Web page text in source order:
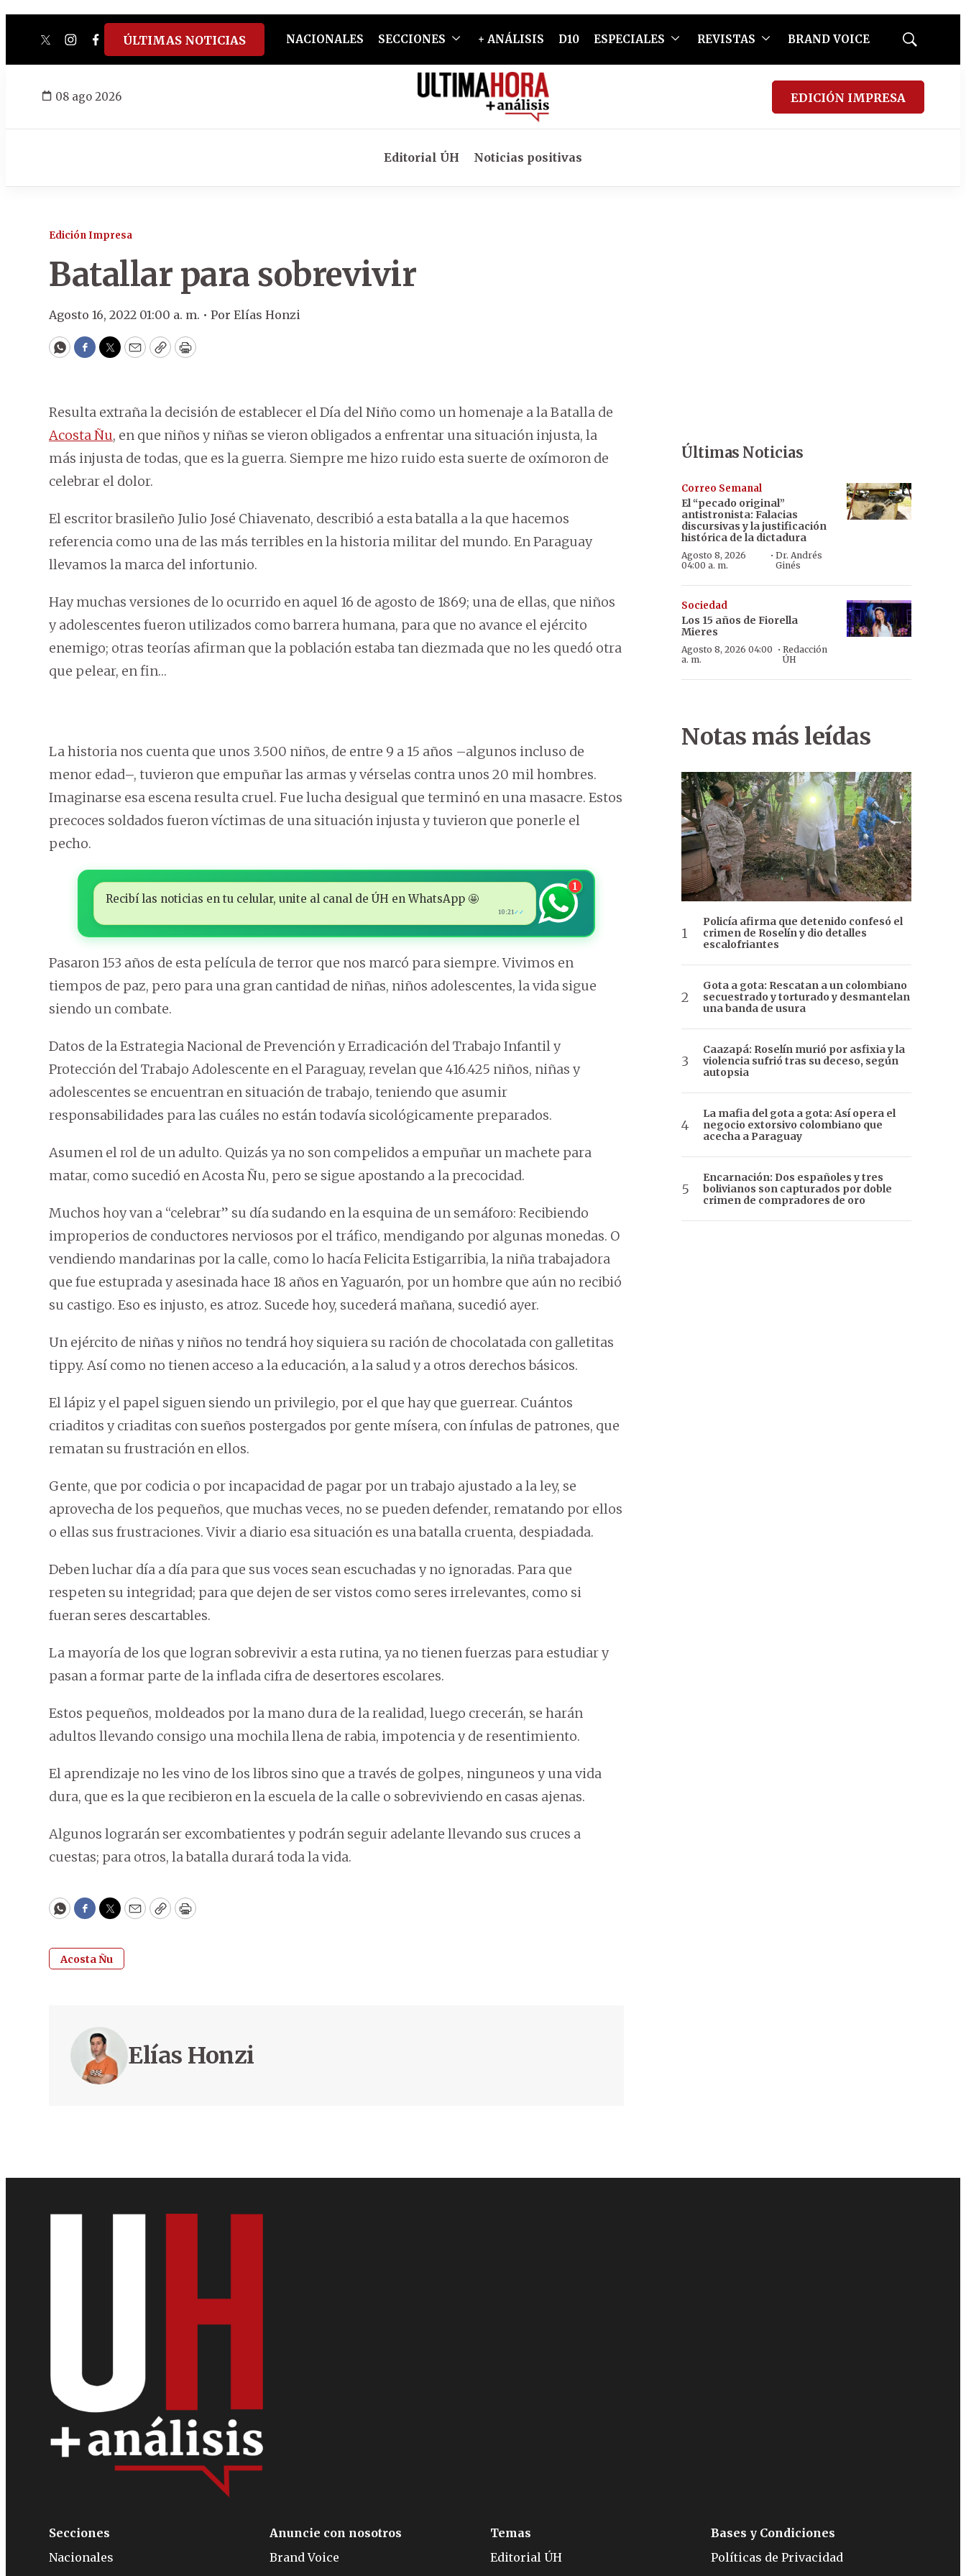
twitterinstagram
facebook
tiktokyoutube
spotify
ÚLTIMAS NOTICIAS NACIONALES SECCIONES + ANÁLISIS D10 ESPECIALES REVISTAS BRAND VOICE
Mostrar
08 ago 2026 EDICIÓN IMPRESA
Editorial ÚH Noticias positivas
Edición Impresa
Batallar para sobrevivir
Agosto 16, 2022 01:00 a. m. • Por Elías Honzi
WhatsApp
Facebook
Twitter
EmailCopyPrint
Resulta extraña la decisión de establecer el Día del Niño como un homenaje a la Batalla de
Acosta Ñu, en que niños y niñas se vieron obligados a enfrentar una situación injusta, la
más injusta de todas, que es la guerra. Siempre me hizo ruido esta suerte de oxímoron de
celebrar el dolor.
El escritor brasileño Julio José Chiavenato, describió a esta batalla a la que hacemos
referencia como una de las más terribles en la historia militar del mundo. En Paraguay
llevamos la marca del infortunio.
Hay muchas versiones de lo ocurrido en aquel 16 de agosto de 1869; una de ellas, que niños
y adolescentes fueron utilizados como barrera humana, para que no avance el ejército
enemigo; otras teorías afirman que la población estaba tan diezmada que no les quedó otra
que pelear, en fin…
La historia nos cuenta que unos 3.500 niños, de entre 9 a 15 años –algunos incluso de
menor edad–, tuvieron que empuñar las armas y vérselas contra unos 20 mil hombres.
Imaginarse esa escena resulta cruel. Fue lucha desigual que terminó en una masacre. Estos
precoces soldados fueron víctimas de una situación injusta y tuvieron que ponerle el
pecho.
Recibí las noticias en tu celular, unite al canal de ÚH en WhatsApp 🤩
10:21✓✓
1
Pasaron 153 años de esta película de terror que nos marcó para siempre. Vivimos en
tiempos de paz, pero para una gran cantidad de niñas, niños adolescentes, la vida sigue
siendo un combate.
Datos de la Estrategia Nacional de Prevención y Erradicación del Trabajo Infantil y
Protección del Trabajo Adolescente en el Paraguay, revelan que 416.425 niños, niñas y
adolescentes se encuentran en situación de trabajo, teniendo que asumir
responsabilidades para las cuáles no están todavía sicológicamente preparados.
Asumen el rol de un adulto. Quizás ya no son compelidos a empuñar un machete para
matar, como sucedió en Acosta Ñu, pero se sigue apostando a la precocidad.
Muchos hoy van a “celebrar” su día sudando en la esquina de un semáforo: Recibiendo
improperios de conductores nerviosos por el tráfico, mendigando por algunas monedas. O
vendiendo mandarinas por la calle, como lo hacía Felicita Estigarribia, la niña trabajadora
que fue estuprada y asesinada hace 18 años en Yaguarón, por un hombre que aún no recibió
su castigo. Eso es injusto, es atroz. Sucede hoy, sucederá mañana, sucedió ayer.
Un ejército de niñas y niños no tendrá hoy siquiera su ración de chocolatada con galletitas
tippy. Así como no tienen acceso a la educación, a la salud y a otros derechos básicos.
El lápiz y el papel siguen siendo un privilegio, por el que hay que guerrear. Cuántos
criaditos y criaditas con sueños postergados por gente mísera, con ínfulas de patrones, que
rematan su frustración en ellos.
Gente, que por codicia o por incapacidad de pagar por un trabajo ajustado a la ley, se
aprovecha de los pequeños, que muchas veces, no se pueden defender, rematando por ellos
o ellas sus frustraciones. Vivir a diario esa situación es una batalla cruenta, despiadada.
Deben luchar día a día para que sus voces sean escuchadas y no ignoradas. Para que
respeten su integridad; para que dejen de ser vistos como seres irrelevantes, como si
fueran seres descartables.
La mayoría de los que logran sobrevivir a esta rutina, ya no tienen fuerzas para estudiar y
pasan a formar parte de la inflada cifra de desertores escolares.
Estos pequeños, moldeados por la mano dura de la realidad, luego crecerán, se harán
adultos llevando consigo una mochila llena de rabia, impotencia y de resentimiento.
El aprendizaje no les vino de los libros sino que a través de golpes, ninguneos y una vida
dura, que es la que recibieron en la escuela de la calle o sobreviviendo en casas ajenas.
Algunos lograrán ser excombatientes y podrán seguir adelante llevando sus cruces a
cuestas; para otros, la batalla durará toda la vida.
WhatsApp
Facebook
Twitter
EmailCopyPrint
Acosta Ñu
Elías Honzi
Últimas Noticias
Correo Semanal
El “pecado original”
antistronista: Falacias
discursivas y la justificación
histórica de la dictadura
Agosto 8, 2026
04:00 a. m.
·Dr. Andrés
Ginés
Sociedad
Los 15 años de Fiorella
Mieres
Agosto 8, 2026 04:00
a. m.
· Redacción
ÚH
Notas más leídas
Policía afirma que detenido confesó el
crimen de Roselín y dio detalles
escalofriantes
Gota a gota: Rescatan a un colombiano
secuestrado y torturado y desmantelan
una banda de usura
Caazapá: Roselín murió por asfixia y la
violencia sufrió tras su deceso, según
autopsia
La mafia del gota a gota: Así opera el
negocio extorsivo colombiano que
acecha a Paraguay
Encarnación: Dos españoles y tres
bolivianos son capturados por doble
crimen de compradores de oro
Secciones
Nacionales
Anuncie con nosotros
Brand Voice
Temas
Editorial ÚH
Bases y Condiciones
Políticas de Privacidad